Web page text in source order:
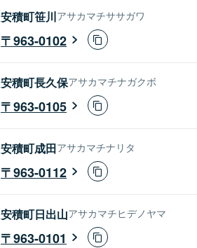
安積町笹川アサカマチササガワ
963-0102
安積町長久保アサカマチナガクボ
963-0105
安積町成田アサカマチナリタ
963-0112
安積町日出山アサカマチヒデノヤマ
963-0101